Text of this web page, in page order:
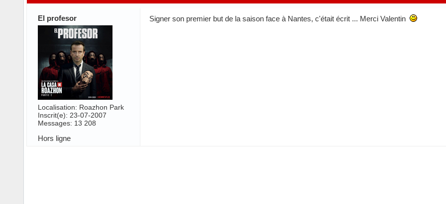
El profesor
Localisation: Roazhon Park
Inscrit(e): 23-07-2007
Messages: 13 208
Signer son premier but de la saison face à Nantes, c'était écrit ... Merci Valentin
Hors ligne